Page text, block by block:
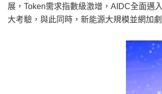
展，Token需求指數級激增，AIDC全面邁
大考驗，與此同時，新能源大規模並網加